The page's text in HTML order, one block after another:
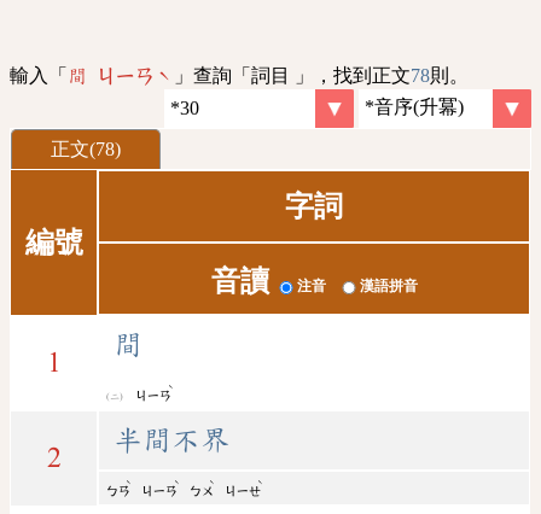
輸入「 間 ㄐㄧㄢˋ 」查詢「詞目 」，找到正文78則。
正文(78)
編號
字詞
音讀 注音 漢語拼音
1
間
ㄐㄧㄢ
ˋ
2
半間不界
ㄅㄢ
ˋ
ㄐㄧㄢ
ˋ
ㄅㄨ
ˋ
ㄐㄧㄝ
ˋ